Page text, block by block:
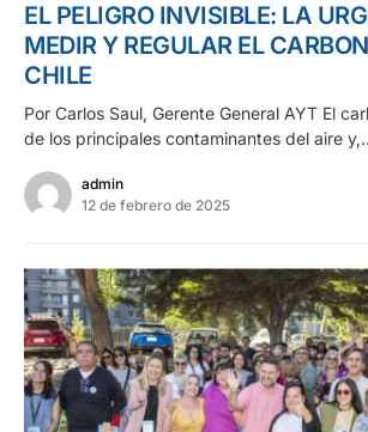
EL PELIGRO INVISIBLE: LA
MEDIR Y REGULAR EL
CHILE
Por Carlos Saul, Gerente General AYT El
de los principales contaminantes del aire
admin
12 de febrero de 2025